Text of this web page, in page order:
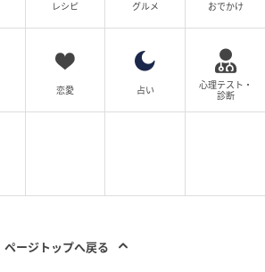
ケットにブルーシャツを合わせ
るハンサムコーデ。グレーのワイ
せることで、程よく力の抜けた今
上がります。メンズライクなスタ
ルエットを意識することで今っぽ
しに♪
トで上品に♡きれいめ通勤コ
レシピ グルメ おでかけ
恋愛 占い
心理テスト・
診断
ページトップへ戻る